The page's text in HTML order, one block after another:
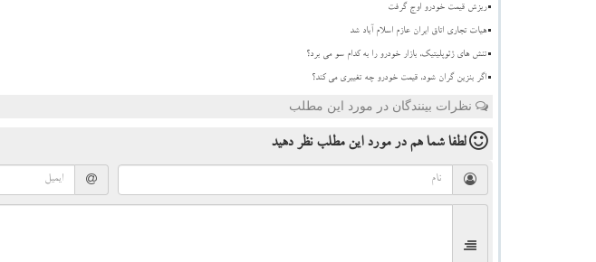
ریزش قیمت خودرو اوج گرفت
هیات تجاری اتاق ایران عازم اسلام آباد شد
تنش های ژئوپلیتیک، بازار خودرو را به کدام سو می برد؟
اگر بنزین گران شود، قیمت خودرو چه تغییری می کند؟
نظرات بینندگان در مورد این مطلب
لطفا شما همدر مورد این مطلب نظر دهید